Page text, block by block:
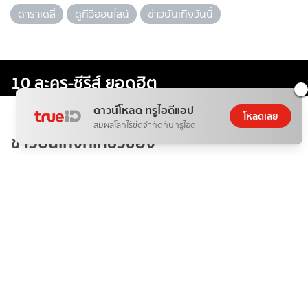
ดาราเดลี่
ดูทีวีออนไลน์ ข่าวบันเทิงวันนี้
10 ละคร-ซีรีส์ ยอดฮิต
ข่าวบันเทิงที่เกี่ยวข้อง
ดาวน์โหลด ทรูไอดีแอป
สัมผัสโลกไร้ขีดจำกัดกับทรูไอดี
โหลดเลย